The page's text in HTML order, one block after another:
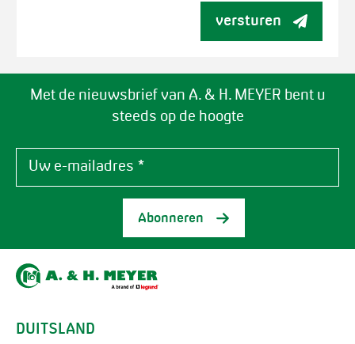
versturen
Met de nieuwsbrief van A. & H. MEYER bent u
steeds op de hoogte
Abonneren
DUITSLAND